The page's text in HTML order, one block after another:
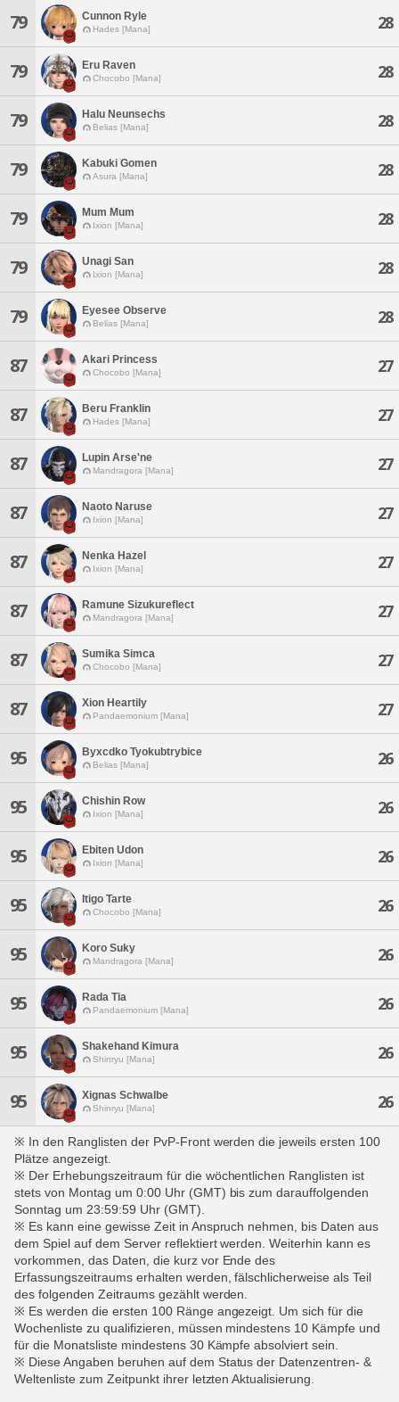
79 Cunnon Ryle
Hades [Mana] 28
79 Eru Raven
Chocobo [Mana] 28
79 Halu Neunsechs
Belias [Mana] 28
79 Kabuki Gomen
Asura [Mana] 28
79 Mum Mum
Ixion [Mana] 28
79 Unagi San
Ixion [Mana] 28
79 Eyesee Observe
Belias [Mana] 28
87 Akari Princess
Chocobo [Mana] 27
87 Beru Franklin
Hades [Mana] 27
87 Lupin Arse'ne
Mandragora [Mana] 27
87 Naoto Naruse
Ixion [Mana] 27
87 Nenka Hazel
Ixion [Mana] 27
87 Ramune Sizukureflect
Mandragora [Mana] 27
87 Sumika Simca
Chocobo [Mana] 27
87 Xion Heartily
Pandaemonium [Mana] 27
95 Byxcdko Tyokubtrybice
Belias [Mana] 26
95 Chishin Row
Ixion [Mana] 26
95 Ebiten Udon
Ixion [Mana] 26
95 Itigo Tarte
Chocobo [Mana] 26
95 Koro Suky
Mandragora [Mana] 26
95 Rada Tia
Pandaemonium [Mana] 26
95 Shakehand Kimura
Shinryu [Mana] 26
95 Xignas Schwalbe
Shinryu [Mana] 26
※ In den Ranglisten der PvP-Front werden die jeweils ersten 100
Plätze angezeigt.
※ Der Erhebungszeitraum für die wöchentlichen Ranglisten ist
stets von Montag um 0:00 Uhr (GMT) bis zum darauffolgenden
Sonntag um 23:59:59 Uhr (GMT).
※ Es kann eine gewisse Zeit in Anspruch nehmen, bis Daten aus
dem Spiel auf dem Server reflektiert werden. Weiterhin kann es
vorkommen, das Daten, die kurz vor Ende des
Erfassungszeitraums erhalten werden, fälschlicherweise als Teil
des folgenden Zeitraums gezählt werden.
※ Es werden die ersten 100 Ränge angezeigt. Um sich für die
Wochenliste zu qualifizieren, müssen mindestens 10 Kämpfe und
für die Monatsliste mindestens 30 Kämpfe absolviert sein.
※ Diese Angaben beruhen auf dem Status der Datenzentren- &
Weltenliste zum Zeitpunkt ihrer letzten Aktualisierung.